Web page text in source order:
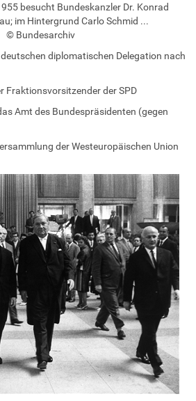
besucht Bundeskanzler Dr. Konrad
im Hintergrund Carlo Schmid ...
© Bundesarchiv
diplomatischen Delegation nach
Fraktionsvorsitzender der SPD
Amt des Bundespräsidenten (gegen
der Westeuropäischen Union